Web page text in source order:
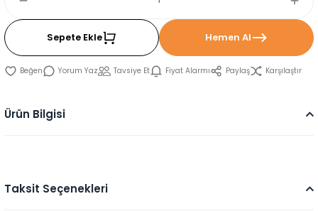
Sepete Ekle Hemen Al
Yorum Yaz Tavsiye Et Fiyat Alarmı Paylaş Karşılaştır
Ürün Bilgisi
Taksit Seçenekleri